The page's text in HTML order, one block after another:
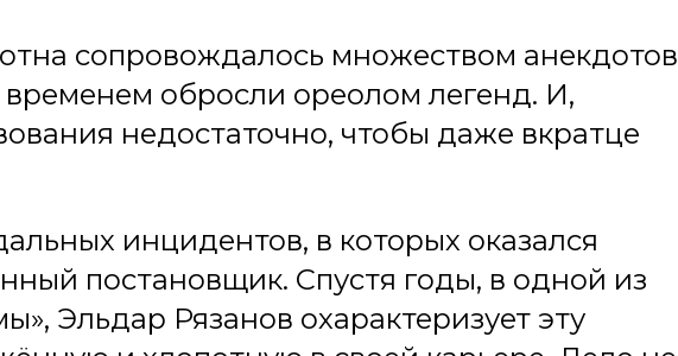
сопровождалось множеством анекдотов
временем обросли ореолом легенд. И,
недостаточно, чтобы даже вкратце
инцидентов, в которых оказался
постановщик. Спустя годы, в одной из
Эльдар Рязанов охарактеризует эту